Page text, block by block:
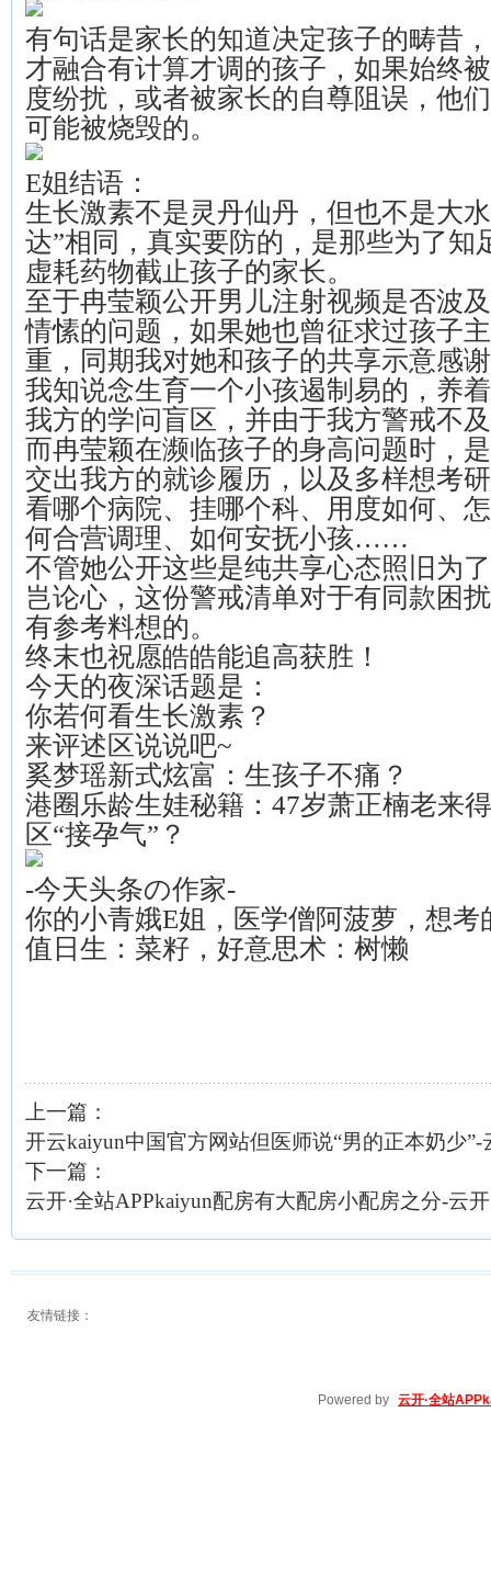
有句话是家长的知道决定孩子的畴昔
才融合有计算才调的孩子，如果始终
度纷扰，或者被家长的自尊阻误，他
可能被烧毁的。
E姐结语：
生长激素不是灵丹仙丹，但也不是大
达”相同，真实要防的，是那些为了知
虚耗药物截止孩子的家长。
至于冉莹颖公开男儿注射视频是否波
情愫的问题，如果她也曾征求过孩子
重，同期我对她和孩子的共享示意感
我知说念生育一个小孩遏制易的，养
我方的学问盲区，并由于我方警戒不
而冉莹颖在濒临孩子的身高问题时，
交出我方的就诊履历，以及多样想考
看哪个病院、挂哪个科、用度如何、
何合营调理、如何安抚小孩……
不管她公开这些是纯共享心态照旧为
岂论心，这份警戒清单对于有同款困
有参考料想的。
终末也祝愿皓皓能追高获胜！
今天的夜深话题是：
你若何看生长激素？
来评述区说说吧~
奚梦瑶新式炫富：生孩子不痛？
港圈乐龄生娃秘籍：47岁萧正楠老来
区“接孕气”？
-今天头条の作家-
你的小青娥E姐，医学僧阿菠萝，想考
值日生：菜籽，好意思术：树懒
上一篇：
开云kaiyun中国官方网站但医师说“男的正本奶少”-
下一篇：
云开·全站APPkaiyun配房有大配房小配房之分-云
友情链接：
Powered by 云开·全站